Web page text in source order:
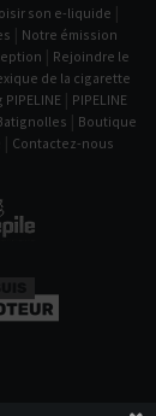
son e-liquide |
| Notre émission
| Rejoindre le
de la cigarette
PIPELINE | PIPELINE
| Boutique
| Contactez-nous